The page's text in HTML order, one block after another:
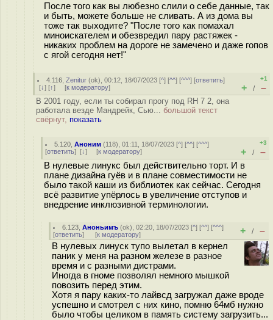
После того как вы любезно слили о себе данные, так
и быть, можете больше не сливать. А из дома вы
тоже так выходите? "После того как помахал
миноискателем и обезвредил пару растяжек -
никаких проблем на дороге не замечено и даже гопов
с ягой сегодня нет!"
4.116 ,Zenitur (ok), 00:12, 18/07/2023 [^] [^^] [^^^] [ответить]
[↓] [↑] [к модератору]
+1
+ / –
В 2001 году, если ты собирал прогу под RH 7 2, она
работала везде Мандрейк, Сью... большой текст
свёрнут, показать
5.120 ,Аноним (118), 01:11, 18/07/2023 [^] [^^] [^^^]
[ответить] [↓] [к модератору]
+3
+ / –
В нулевые линукс был действительно торт. И в
плане дизайна гуёв и в плане совместимости не
было такой каши из библиотек как сейчас. Сегодня
всё развитие упёрлось в увеличение отступов и
внедрение инклюзивной терминологии.
6.123 ,Аноньимъ (ok), 02:20, 18/07/2023 [^] [^^] [^^^]
[ответить] [к модератору] + / –
В нулевых линуск тупо вылетал в кернел
паник у меня на разном железе в разное
время и с разными дистрами.
Иногда в гноме позволял немного мышкой
повозить перед этим.
Хотя я пару каких-то лайвсд загружал даже вроде
успешно и смотрел с них кино, помню 64мб нужно
было чтобы целиком в память систему загрузить...